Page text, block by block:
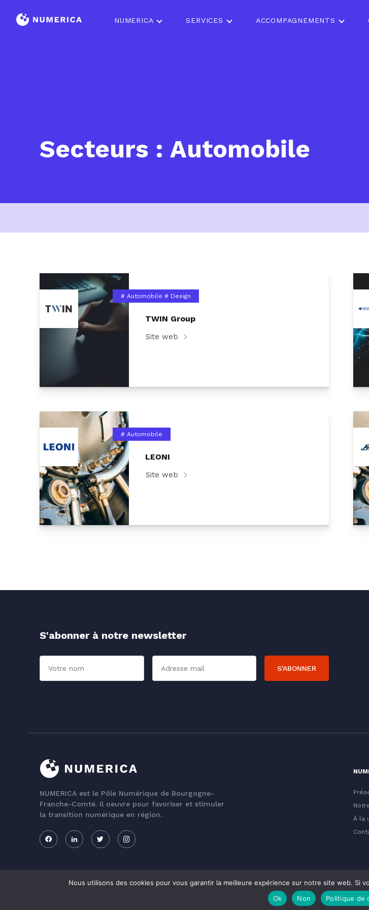
NUMERICA SERVICES ACCOMPAGNEMENTS
Secteurs : Automobile
# Automobile # Design
TWIN Group
Site web
# Automobile
LEONI
Site web
S'abonner à notre newsletter
S'ABONNER
NUMERICA est le Pôle Numérique de Bourgogne-
Franche-Comté. Il oeuvre pour favoriser et stimuler
la transition numérique en région.
À la
Nous utilisons des cookies pour vous garantir la meilleure expérience sur notre site web. Si
Ok
Non Politique de